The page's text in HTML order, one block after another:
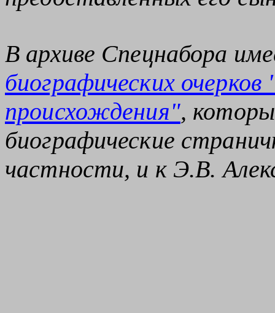
В архиве Спецнабора
биографических очерков
происхождения",
биографические
частности, и к Э.В.